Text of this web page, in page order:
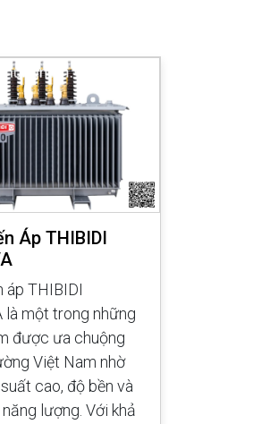
Áp THIBIDI
áp THIBIDI
là một trong những
được ưa chuộng
Việt Nam nhờ
cao, độ bền và
lượng. Với khả